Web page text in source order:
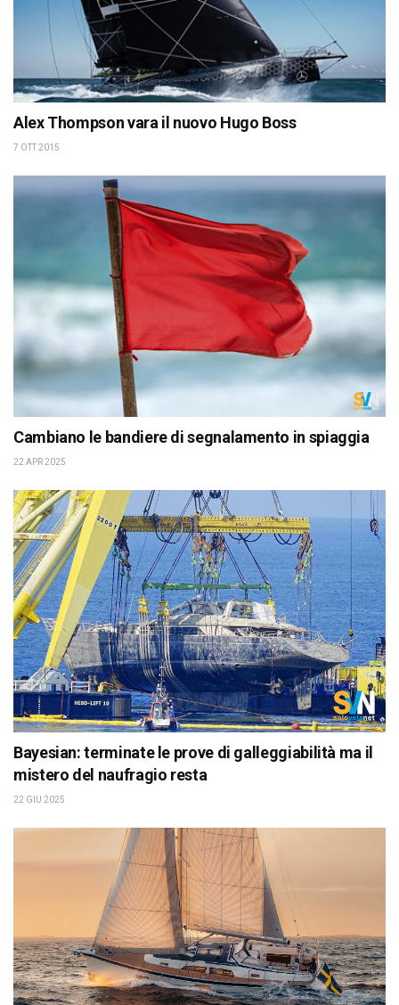
Alex Thompson vara il nuovo Hugo Boss
7 OTT 2015
Cambiano le bandiere di segnalamento in spiaggia
22 APR 2025
Bayesian: terminate le prove di galleggiabilità ma il
mistero del naufragio resta
22 GIU 2025